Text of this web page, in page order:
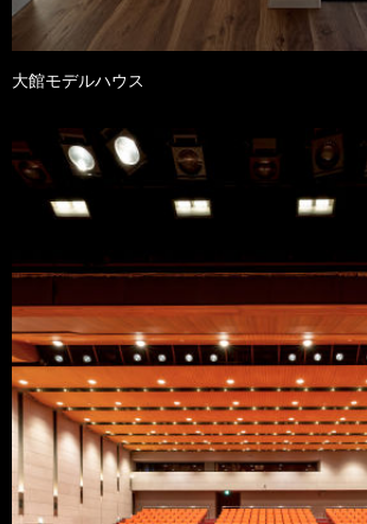
大館モデルハウス